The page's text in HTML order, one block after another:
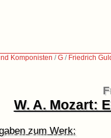
Komponisten /G / Friedrich
W. A. Mozart:
zum Werk: